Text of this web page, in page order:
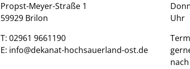
Propst-Meyer-Straße 1
59929 Brilon
T: 02961 9661190
E: info@dekanat-hochsauerland-ost.de
Uhr